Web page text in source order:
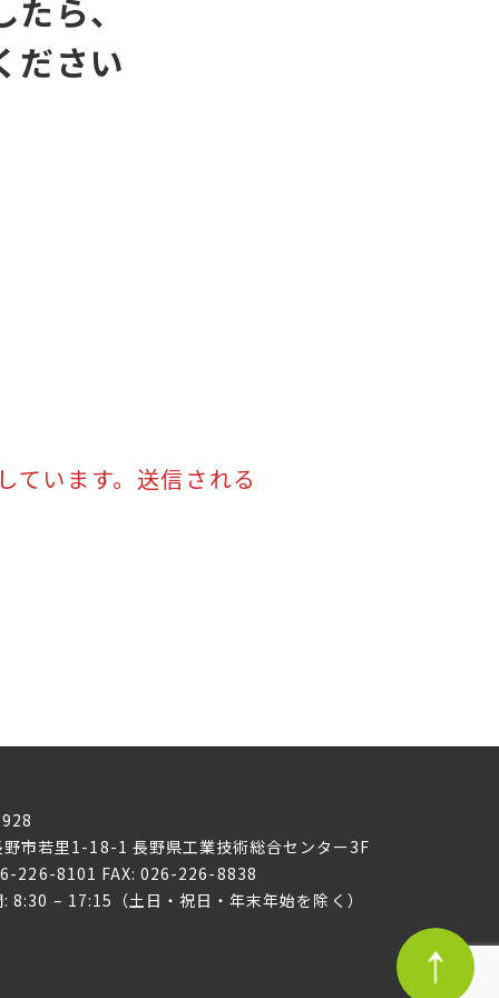
ら、
ださい
ています。送信される
野市若里1-18-1 長野県工業技術総合センター3F
226-8101 FAX: 026-226-8838
8:30 – 17:15（土日・祝日・年末年始を除く）